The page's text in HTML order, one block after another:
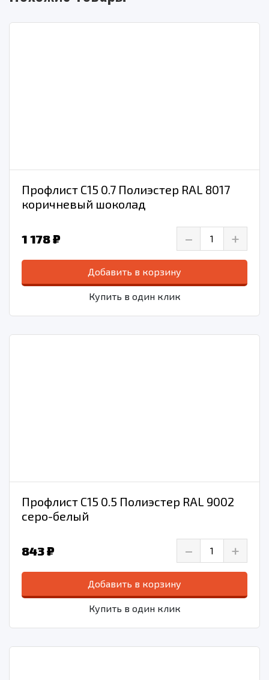
Профлист С15 0.7 Полиэстер RAL 8017
коричневый шоколад
1 178 ₽ – +
Добавить в корзину
Купить в один клик
Профлист С15 0.5 Полиэстер RAL 9002
серо-белый
843 ₽ – +
Добавить в корзину
Купить в один клик